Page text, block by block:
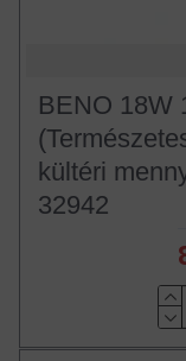
BENO 18W
kültéri
32942